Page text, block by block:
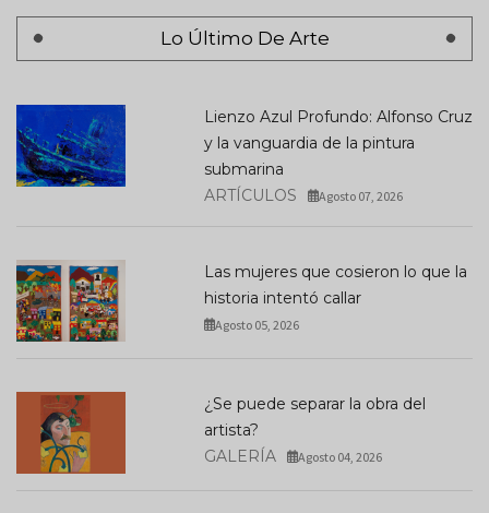
Lo Último De Arte
Lienzo Azul Profundo: Alfonso Cruz
y la vanguardia de la pintura
submarina
ARTÍCULOS
Agosto 07, 2026
Las mujeres que cosieron lo que la
historia intentó callar
Agosto 05, 2026
¿Se puede separar la obra del
artista?
GALERÍA
Agosto 04, 2026